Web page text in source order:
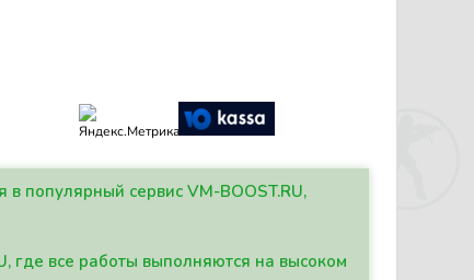
популярный сервис VM-BOOST.RU,
где все работы выполняются на высоком